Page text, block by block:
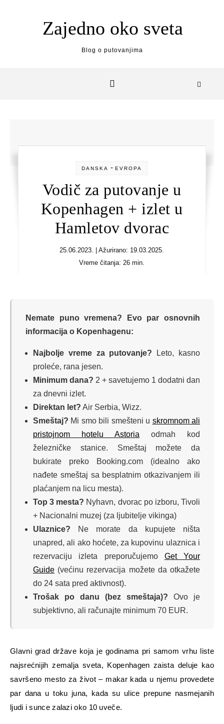
Zajedno oko sveta
Blog o putovanjima
DANSKA -EVROPA
Vodič za putovanje u
Kopenhagen + izlet u
Hamletov dvorac
25.06.2023. | Ažurirano: 19.03.2025.
Vreme čitanja: 26 min.
Nemate puno vremena? Evo par osnovnih
informacija o Kopenhagenu:
Najbolje vreme za putovanje? Leto, kasno
proleće, rana jesen.
Minimum dana? 2 + savetujemo 1 dodatni dan
za dnevni izlet.
Direktan let? Air Serbia, Wizz.
Smeštaj? Mi smo bili smešteni u skromnom ali
pristojnom hotelu Astoria odmah kod
železničke stanice. Smeštaj možete da
bukirate preko Booking.com (idealno ako
nađete smeštaj sa besplatnim otkazivanjem ili
plaćanjem na licu mesta).
Top 3 mesta? Nyhavn, dvorac po izboru, Tivoli
+ Nacionalni muzej (za ljubitelje vikinga)
Ulaznice? Ne morate da kupujete ništa
unapred, ali ako hoćete, za kupovinu ulaznica i
rezervaciju izleta preporučujemo Get Your
Guide (većinu rezervacija možete da otkažete
do 24 sata pred aktivnost).
Trošak po danu (bez smeštaja)? Ovo je
subjektivno, ali računajte minimum 70 EUR.
Glavni grad države koja je godinama pri samom vrhu liste
najsrećnijih zemalja sveta, Kopenhagen zaista deluje kao
savršeno mesto za život – makar kada u njemu provedete
par dana u toku juna, kada su ulice prepune nasmejanih
ljudi i sunce zalazi oko 10 uveče.